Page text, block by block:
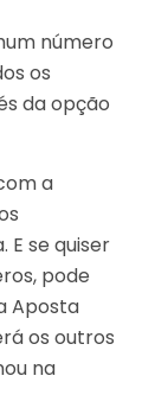
número
os
da opção
a
E se quiser
pode
Aposta
os outros
na